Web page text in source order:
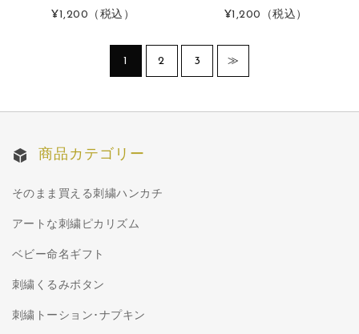
¥1,200 （税込） ¥1,200 （税込）
1 2 3 ≫
商品カテゴリー
そのまま買える刺繍ハンカチ
アートな刺繍ピカリズム
ベビー命名ギフト
刺繍くるみボタン
刺繍トーション･ナプキン